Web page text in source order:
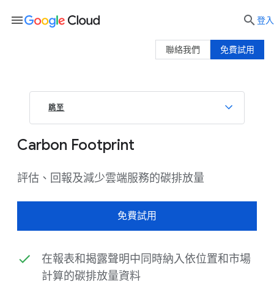
跳至
Carbon Footprint
評估、回報及減少雲端服務的碳排放量
免費試用
在報表和揭露聲明中同時納入依位置和市場
計算的碳排放量資料
menu  登入
免費試用
聯絡我們